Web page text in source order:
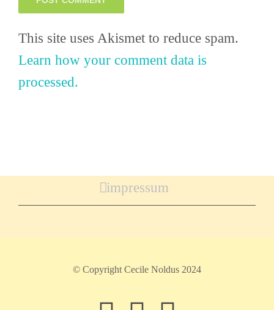
This site uses Akismet to reduce spam.
Learn how your comment data is
processed.
impressum
© Copyright Cecile Noldus 2024